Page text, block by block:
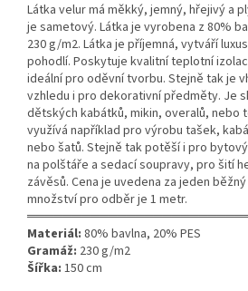
Látka velur má měkký, jemný, hřejivý a
je sametový. Látka je vyrobena z 80%
230 g/m2. Látka je příjemná, vytváří
pohodlí. Poskytuje kvalitní teplotní
ideální pro oděvní tvorbu. Stejně tak je
vzhledu i pro dekorativní předměty. Je
dětských kabátků, mikin, overalů, nebo
využívá například pro výrobu tašek,
nebo šatů. Stejně tak potěší i pro
na polštáře a sedací soupravy, pro šití
závěsů. Cena je uvedena za jeden
množství pro odběr je 1 metr.
Materiál: 80% bavlna, 20% PES
Gramáž: 230 g/m2
Šířka: 150 cm